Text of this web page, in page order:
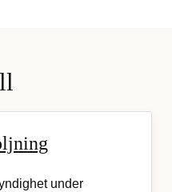
under